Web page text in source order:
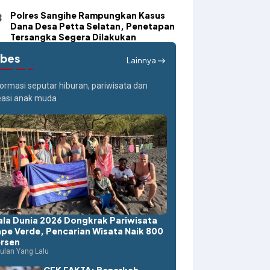
di Kabupaten
laut Palapa
Polres Sangihe Rampungkan Kasus
Dana Desa Petta Selatan, Penetapan
Tersangka Segera Dilakukan
Lainnya
seputar hiburan, pariwisata dan
anak muda
Dunia 2026 Dongkrak Pariwisata
Verde, Pencarian Wisata Naik 800
Yang Lalu